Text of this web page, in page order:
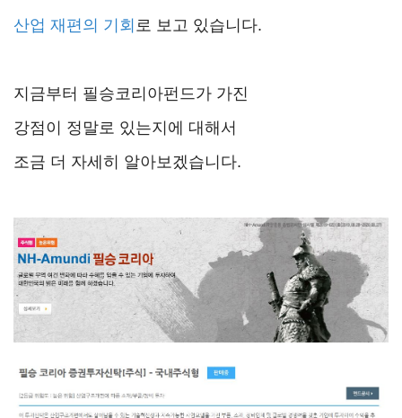
산업 재편의 기회 로 보고 있습니다.
지금부터 필승코리아펀드가 가진
강점이 정말로 있는지에 대해서
조금 더 자세히 알아보겠습니다.